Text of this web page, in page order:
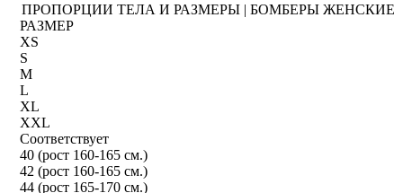
ПРОПОРЦИИ ТЕЛА И РАЗМЕРЫ | БОМБЕРЫ ЖЕНСКИЕ
РАЗМЕР
XS
S
M
L
XL
XXL
Соответствует
40 (рост 160-165 см.)
42 (рост 160-165 см.)
44 (рост 165-170 см.)